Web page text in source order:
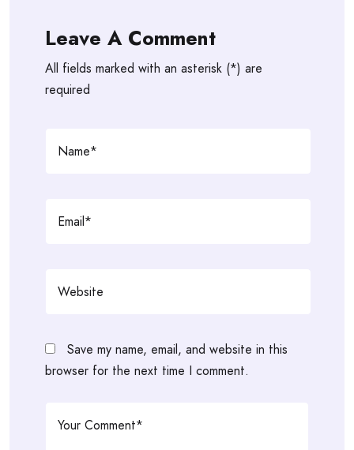
Leave A Comment
All fields marked with an asterisk (*) are
required
Save my name, email, and website in this
browser for the next time I comment.